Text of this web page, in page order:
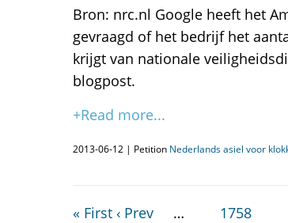
Bron: nrc.nl Google heeft het
gevraagd of het bedrijf het
krijgt van nationale
blogpost.
+Read more...
2013-06-12 | Petition Nederlands asiel voor
« First ‹ Prev … 1758